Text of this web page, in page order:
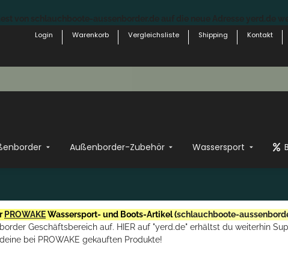
Login
Warenkorb Vergleichsliste Shipping Kontakt
Außenborder-Zubehör Wassersport
PROWAKEWassersport- und Boots-Artikel (schlauchboote-
Geschäftsbereich auf. HIER auf "yerd.de" erhältst du weiterhin
deine bei PROWAKE gekauften Produkte!